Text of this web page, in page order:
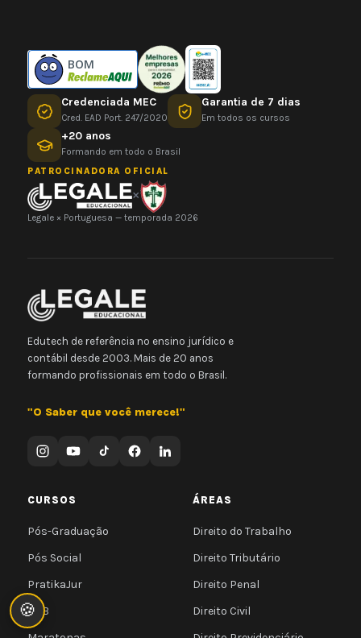
BOM
Credenciada MEC
Cred. EAD Port. 247/2020
Garantia de 7 dias
Em todos os cursos
+20 anos
Formando em todo o Brasil
PATROCINADORA OFICIAL
×
Legale × Portuguesa — temporada 2026
Edutech de referência no ensino jurídico e
contábil desde 2003. Mais de 20 anos
formando profissionais em todo o Brasil.
"O Saber que você merece!"
CURSOS
Pós-Graduação
Pós Social
PratikaJur
OAB
ÁREAS
Direito do Trabalho
Direito Tributário
Direito Penal
Direito Civil
🍪